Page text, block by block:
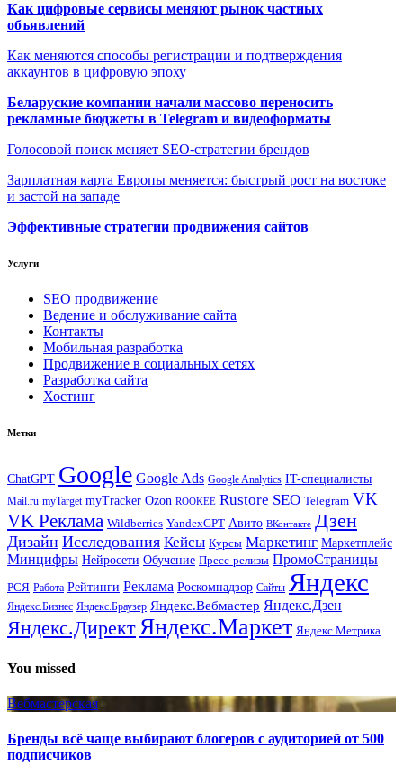
Как цифровые сервисы меняют рынок частных
объявлений
Как меняются способы регистрации и подтверждения
аккаунтов в цифровую эпоху
Беларуские компании начали массово переносить
рекламные бюджеты в Telegram и видеоформаты
Голосовой поиск меняет SEO-стратегии брендов
Зарплатная карта Европы меняется: быстрый рост на востоке
и застой на западе
Эффективные стратегии продвижения сайтов
Услуги
SEO продвижение
Ведение и обслуживание сайта
Контакты
Мобильная разработка
Продвижение в социальных сетях
Разработка сайта
Хостинг
Метки
ChatGPT Google Google Ads Google Analytics IT-специалисты
Mail.ru myTarget myTracker Ozon ROOKEE Rustore SEO Telegram VK
VK Реклама Wildberries YandexGPT Авито ВКонтакте Дзен
Дизайн Исследования Кейсы Курсы Маркетинг Маркетплейс
Минцифры Нейросети Обучение Пресс-релизы ПромоСтраницы
РСЯ Работа Рейтинги Реклама Роскомнадзор Сайты Яндекс
Яндекс.Бизнес Яндекс.Браузер Яндекс.Вебмастер Яндекс.Дзен
Яндекс.ДиректЯндекс.Маркет Яндекс.Метрика
You missed
Вебмастерская
Бренды всё чаще выбирают блогеров с аудиторией от 500
подписчиков